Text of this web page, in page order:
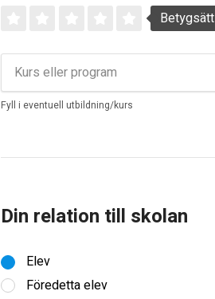
Betygsätt
Fyll i eventuell utbildning/kurs
Din relation till skolan
Elev
Föredetta elev